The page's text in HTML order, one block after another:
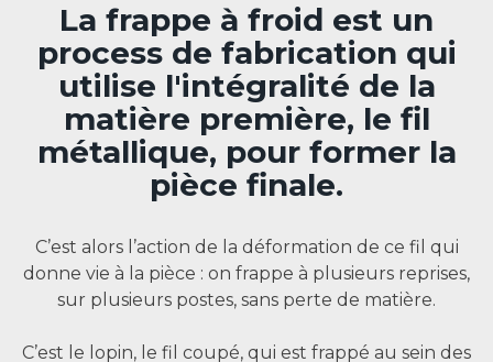
La frappe à froid est un
process de fabrication qui
utilise l'intégralité de la
matière première, le fil
métallique, pour former la
pièce finale.
C’est alors l’action de la déformation de ce fil qui
donne vie à la pièce : on frappe à plusieurs reprises,
sur plusieurs postes, sans perte de matière.
C’est le lopin, le fil coupé, qui est frappé au sein des